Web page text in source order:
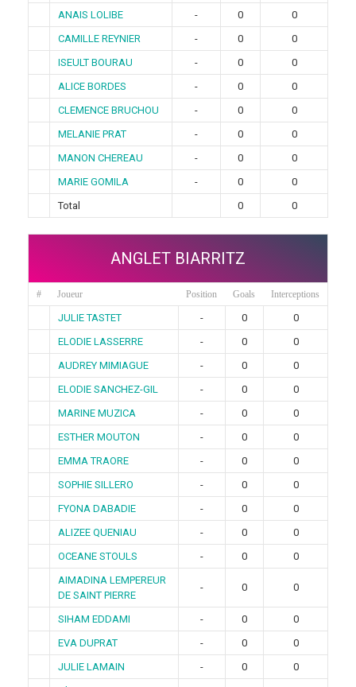
ANAIS LOLIBE
- 0
0
CAMILLE REYNIER
- 0
0
ISEULT BOURAU
- 0
0
ALICE BORDES
- 0
0
CLEMENCE BRUCHOU
- 0
0
MELANIE PRAT
- 0
0
MANON CHEREAU
- 0
0
MARIE GOMILA
- 0
0
Total
0 0
ANGLET BIARRITZ
# Joueur Position Goals Interceptions
JULIE TASTET - 0
0
ELODIE LASSERRE
- 0
0
AUDREY MIMIAGUE
- 0
0
ELODIE SANCHEZ-GIL
- 0
0
MARINE MUZICA
- 0
0
ESTHER MOUTON
- 0
0
EMMA TRAORE
- 0
0
SOPHIE SILLERO
- 0
0
FYONA DABADIE
- 0
0
ALIZEE QUENIAU
- 0
0
OCEANE STOULS
- 0
0
AIMADINA LEMPEREUR
DE SAINT PIERRE
- 0 0
SIHAM EDDAMI - 0
0
EVA DUPRAT
- 0
0
JULIE LAMAIN
- 0
0